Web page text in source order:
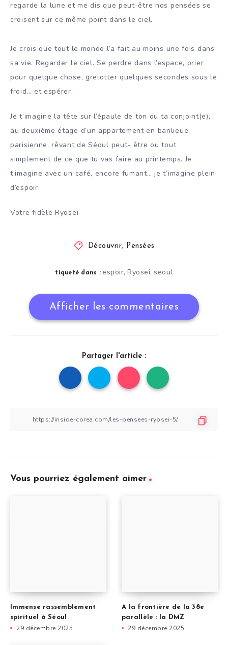
regarde la lune et me dis que peut-être nos pensées se
croisent sur ce même point dans le ciel.
Je crois que tout le monde l’a fait au moins une fois dans
sa vie. Regarder le ciel. Se perdre dans l’espace, prier
pour quelque chose, grelotter quelques secondes sous le
froid… et espérer.
Je t’imagine la tête sur l’épaule de ton ou ta conjoint(e),
au deuxième étage d’un appartement en banlieue
parisienne, rêvant de Séoul peut- être ou tout
simplement de ce que tu vas faire au printemps. Je
t’imagine avec un café, encore fumant… je t’imagine plein
d’espoir.
Votre fidèle Ryosei
Découvrir, Pensées
tiqueté dans : espoir,Ryosei,seoul
Afficher les commentaires
Partager l'article :
Vous pourriez également aimer
Immense rassemblement
spirituel à Séoul
29 décembre 2025
A la frontière de la 38e
parallèle : la DMZ
29 décembre 2025